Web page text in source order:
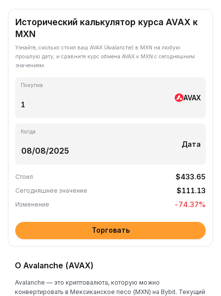
Исторический калькулятор курса AVAX к
MXN
Узнайте, сколько стоил ваш AVAX (Avalanche) в MXN на любую
прошлую дату, и сравните курс обмена AVAX к MXN с сегодняшним
значением.
Покупка
AVAX
Когда
Дата
Стоил $433.65
Сегодняшнее значение $111.13
Изменение -74.37%
Торговать
О Avalanche (AVAX)
Avalanche — это криптовалюта, которую можно
конвертировать в Мексиканское песо (MXN) на Bybit. Текущий